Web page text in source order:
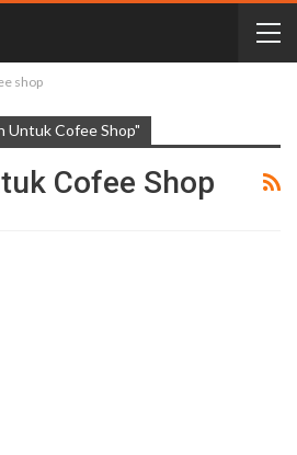
shop
Untuk Cofee Shop"
Cofee Shop